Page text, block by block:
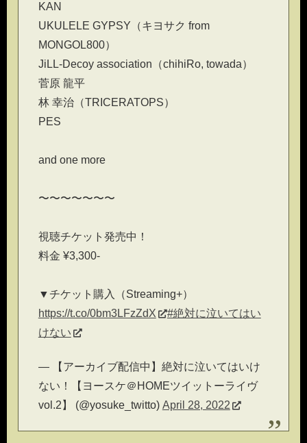
KAN
UKULELE GYPSY（キヨサク from
MONGOL800）
JiLL-Decoy association（chihiRo, towada）
菅原 龍平
林 幸治（TRICERATOPS）
PES
and one more
〜〜〜〜〜〜〜
視聴チケット発売中！
料金 ¥3,300-
▼チケット購入（Streaming+）
https://t.co/0bm3LFzZdX
#絶対に泣いてはい
けない
— 【アーカイブ配信中】絶対に泣いてはいけ
ない！【ヨースケ＠HOMEツイットーライヴ
vol.2】 (@yosuke_twitto) April 28, 2022